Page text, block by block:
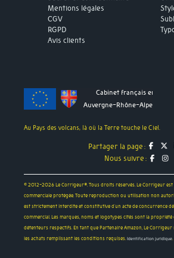
Mentions légales
CGV
RGPD
Avis clients
Cabinet français en
Auvergne-Rhône-Alpes
Au Pays des volcans, là où la Terre touche le Ciel.
Partager la page :
Nous suivre :
© 2012-2026 Le Corrigeur®. Tous droits réservés. Le Corrigeur est
commerciale protégée. Toute reproduction ou utilisation non
est strictement interdite et constitutive d'un acte de concurrence
commercial. Les marques, noms et logotypes cités sont la propriété
détenteurs respectifs. En tant que Partenaire Amazon, Le Corrigeur
les achats remplissant les conditions requises. Identification juridique.